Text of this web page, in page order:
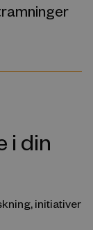
i din
initiativer